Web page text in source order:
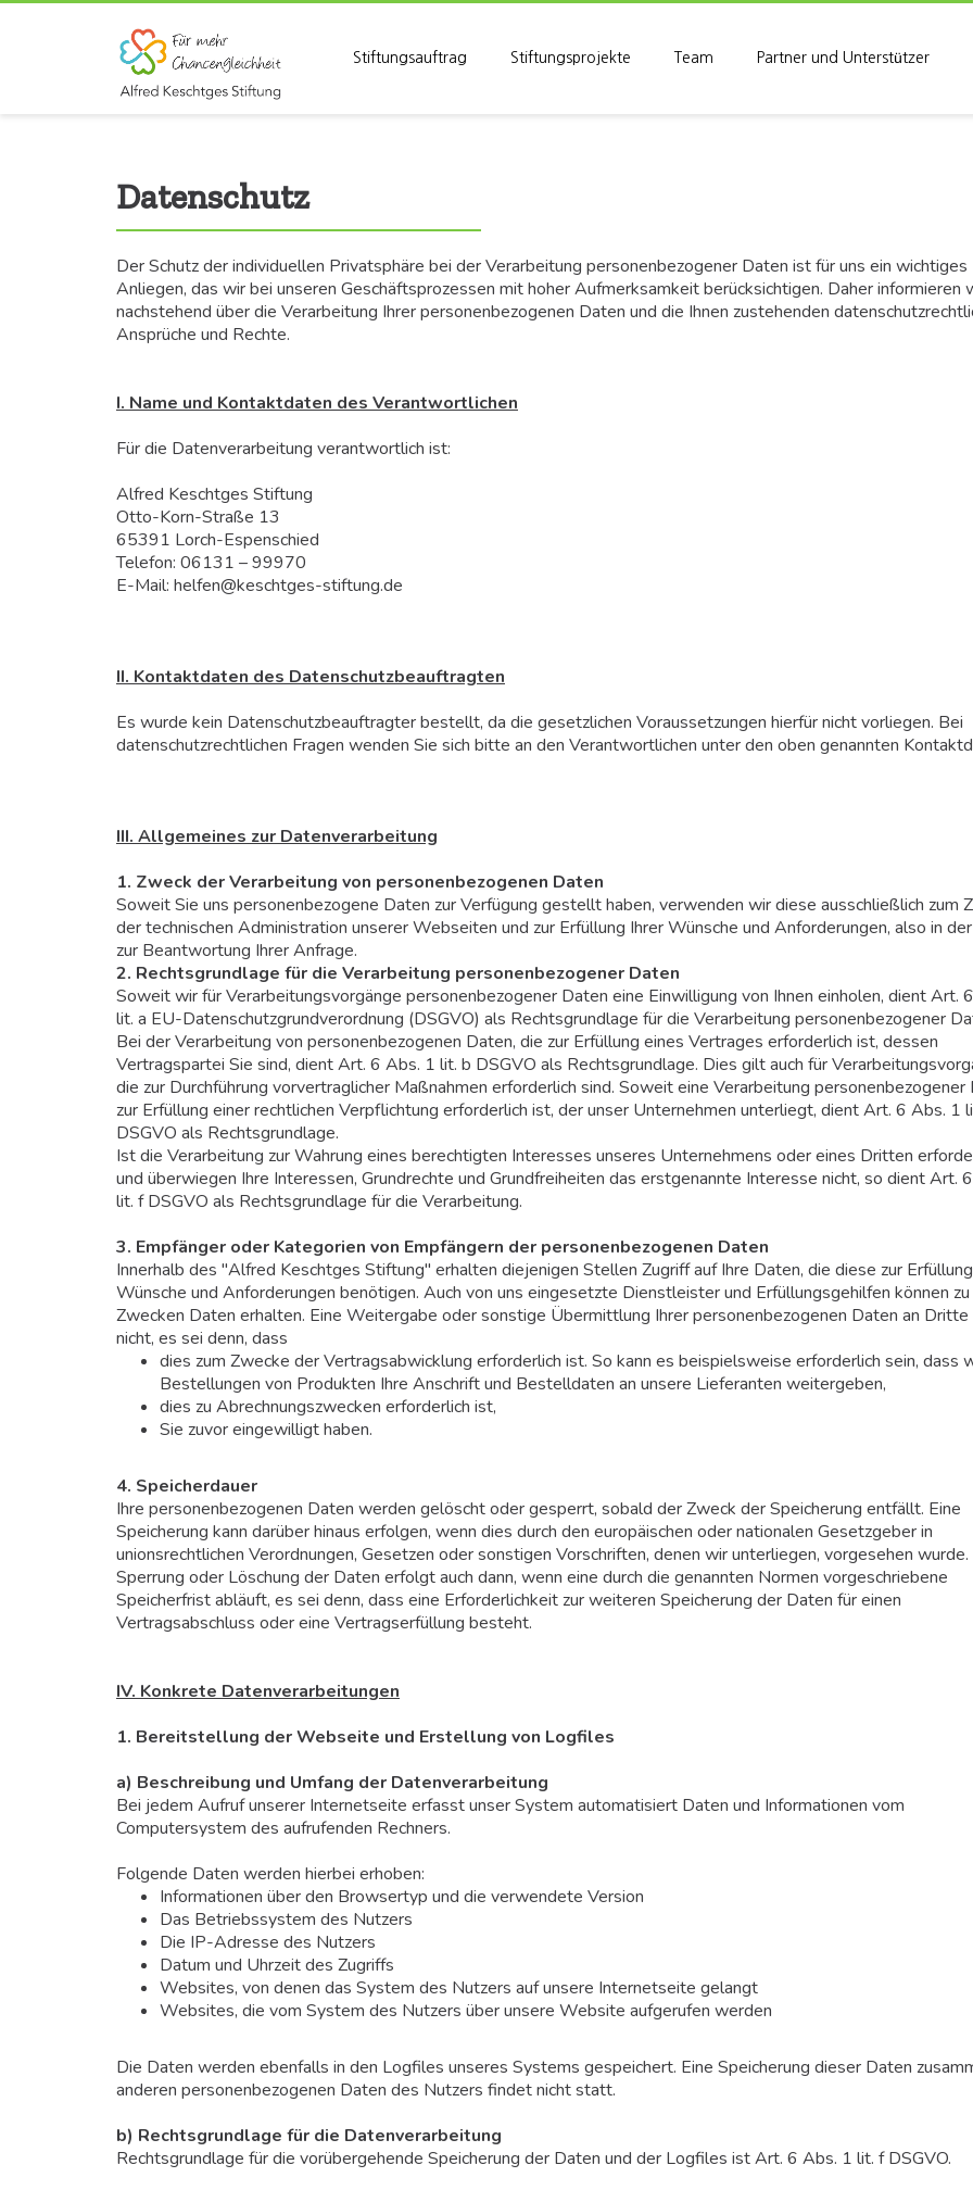
Stiftungsauftrag Stiftungsprojekte Team Partner und Unterstützer
Datenschutz
Der Schutz der individuellen Privatsphäre bei der Verarbeitung personenbezogener Daten ist für uns ein wichtiges
Anliegen, das wir bei unseren Geschäftsprozessen mit hoher Aufmerksamkeit berücksichtigen. Daher informieren
nachstehend über die Verarbeitung Ihrer personenbezogenen Daten und die Ihnen zustehenden
Ansprüche und Rechte.
I. Name und Kontaktdaten des Verantwortlichen
Für die Datenverarbeitung verantwortlich ist:
Alfred Keschtges Stiftung
Otto-Korn-Straße 13
65391 Lorch-Espenschied
Telefon: 06131 – 99970
E-Mail: helfen@keschtges-stiftung.de
II. Kontaktdaten des Datenschutzbeauftragten
Es wurde kein Datenschutzbeauftragter bestellt, da die gesetzlichen Voraussetzungen hierfür nicht vorliegen. Bei
datenschutzrechtlichen Fragen wenden Sie sich bitte an den Verantwortlichen unter den oben genannten
III. Allgemeines zur Datenverarbeitung
1. Zweck der Verarbeitung von personenbezogenen Daten
Soweit Sie uns personenbezogene Daten zur Verfügung gestellt haben, verwenden wir diese ausschließlich zum
der technischen Administration unserer Webseiten und zur Erfüllung Ihrer Wünsche und Anforderungen, also in
zur Beantwortung Ihrer Anfrage.
2. Rechtsgrundlage für die Verarbeitung personenbezogener Daten
Soweit wir für Verarbeitungsvorgänge personenbezogener Daten eine Einwilligung von Ihnen einholen, dient Art.
lit. a EU-Datenschutzgrundverordnung (DSGVO) als Rechtsgrundlage für die Verarbeitung personenbezogener
Bei der Verarbeitung von personenbezogenen Daten, die zur Erfüllung eines Vertrages erforderlich ist, dessen
Vertragspartei Sie sind, dient Art. 6 Abs. 1 lit. b DSGVO als Rechtsgrundlage. Dies gilt auch für
die zur Durchführung vorvertraglicher Maßnahmen erforderlich sind. Soweit eine Verarbeitung personenbezogener
zur Erfüllung einer rechtlichen Verpflichtung erforderlich ist, der unser Unternehmen unterliegt, dient Art. 6 Abs. 1
DSGVO als Rechtsgrundlage.
Ist die Verarbeitung zur Wahrung eines berechtigten Interesses unseres Unternehmens oder eines Dritten
und überwiegen Ihre Interessen, Grundrechte und Grundfreiheiten das erstgenannte Interesse nicht, so dient Art.
lit. f DSGVO als Rechtsgrundlage für die Verarbeitung.
3. Empfänger oder Kategorien von Empfängern der personenbezogenen Daten
Innerhalb des "Alfred Keschtges Stiftung" erhalten diejenigen Stellen Zugriff auf Ihre Daten, die diese zur
Wünsche und Anforderungen benötigen. Auch von uns eingesetzte Dienstleister und Erfüllungsgehilfen können
Zwecken Daten erhalten. Eine Weitergabe oder sonstige Übermittlung Ihrer personenbezogenen Daten an
nicht, es sei denn, dass
dies zum Zwecke der Vertragsabwicklung erforderlich ist. So kann es beispielsweise erforderlich sein, dass
Bestellungen von Produkten Ihre Anschrift und Bestelldaten an unsere Lieferanten weitergeben,
dies zu Abrechnungszwecken erforderlich ist,
Sie zuvor eingewilligt haben.
4. Speicherdauer
Ihre personenbezogenen Daten werden gelöscht oder gesperrt, sobald der Zweck der Speicherung entfällt. Eine
Speicherung kann darüber hinaus erfolgen, wenn dies durch den europäischen oder nationalen Gesetzgeber in
unionsrechtlichen Verordnungen, Gesetzen oder sonstigen Vorschriften, denen wir unterliegen, vorgesehen wurde.
Sperrung oder Löschung der Daten erfolgt auch dann, wenn eine durch die genannten Normen vorgeschriebene
Speicherfrist abläuft, es sei denn, dass eine Erforderlichkeit zur weiteren Speicherung der Daten für einen
Vertragsabschluss oder eine Vertragserfüllung besteht.
IV. Konkrete Datenverarbeitungen
1. Bereitstellung der Webseite und Erstellung von Logfiles
a) Beschreibung und Umfang der Datenverarbeitung
Bei jedem Aufruf unserer Internetseite erfasst unser System automatisiert Daten und Informationen vom
Computersystem des aufrufenden Rechners.
Folgende Daten werden hierbei erhoben:
Informationen über den Browsertyp und die verwendete Version
Das Betriebssystem des Nutzers
Die IP-Adresse des Nutzers
Datum und Uhrzeit des Zugriffs
Websites, von denen das System des Nutzers auf unsere Internetseite gelangt
Websites, die vom System des Nutzers über unsere Website aufgerufen werden
Die Daten werden ebenfalls in den Logfiles unseres Systems gespeichert. Eine Speicherung dieser Daten
anderen personenbezogenen Daten des Nutzers findet nicht statt.
b) Rechtsgrundlage für die Datenverarbeitung
Rechtsgrundlage für die vorübergehende Speicherung der Daten und der Logfiles ist Art. 6 Abs. 1 lit. f DSGVO.